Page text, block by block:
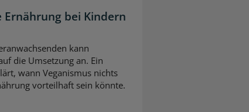
Ernährung bei Kindern
kann
die Umsetzung an. Ein
wann Veganismus nichts
vorteilhaft sein könnte.